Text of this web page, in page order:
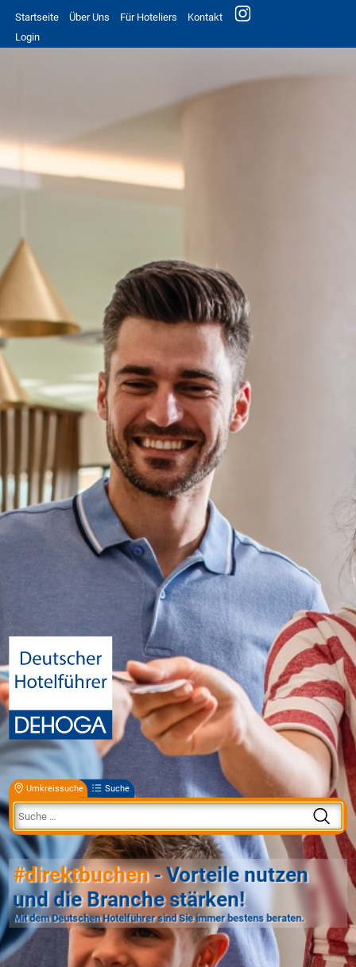
Startseite Über Uns Für Hoteliers
Kontakt
Login
Umkreissuche Suche
#direktbuchen- Vorteile nutzen
und die Branche stärken!
Mit dem Deutschen Hotelführer sind Sie immer bestens beraten.